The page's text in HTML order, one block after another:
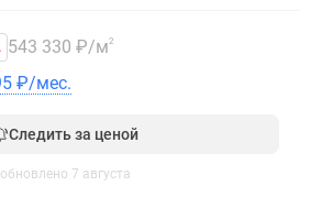
543 330 ₽/м2
₽/мес.
Следить за ценой
обновлено 7 августа